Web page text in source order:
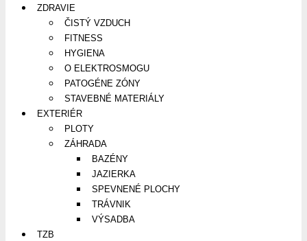
ZDRAVIE
ČISTÝ VZDUCH
FITNESS
HYGIENA
O ELEKTROSMOGU
PATOGÉNE ZÓNY
STAVEBNÉ MATERIÁLY
EXTERIÉR
PLOTY
ZÁHRADA
BAZÉNY
JAZIERKA
SPEVNENÉ PLOCHY
TRÁVNIK
VÝSADBA
TZB